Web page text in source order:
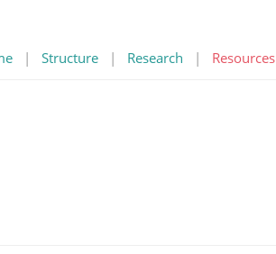
| Structure | Research | Resources